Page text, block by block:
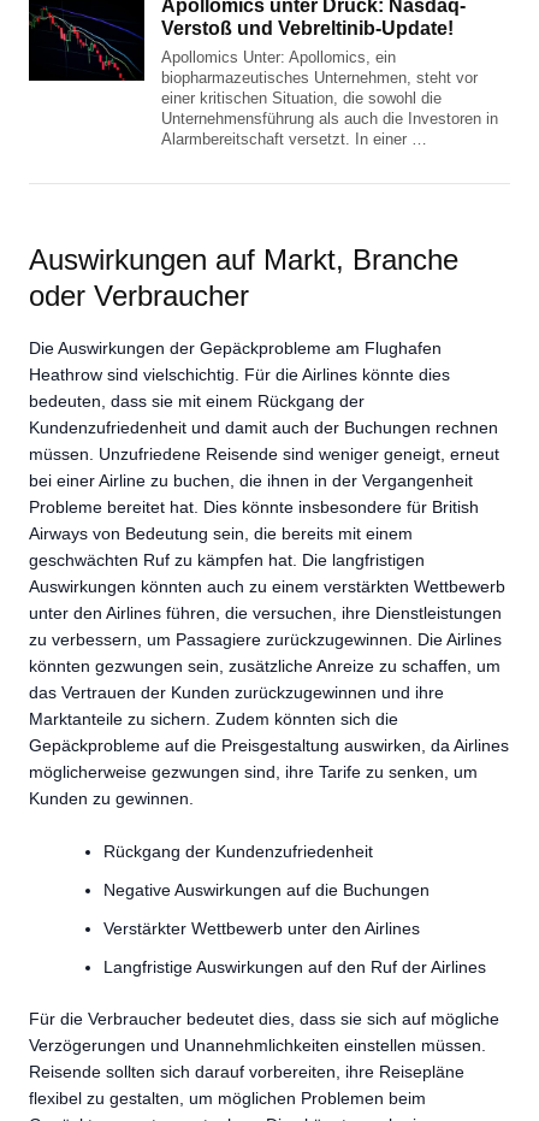
Apollomics unter Druck: Nasdaq-
Verstoß und Vebreltinib-Update!
Apollomics Unter: Apollomics, ein
biopharmazeutisches Unternehmen, steht vor
einer kritischen Situation, die sowohl die
Unternehmensführung als auch die Investoren in
Alarmbereitschaft versetzt. In einer …
Auswirkungen auf Markt, Branche
oder Verbraucher
Die Auswirkungen der Gepäckprobleme am Flughafen
Heathrow sind vielschichtig. Für die Airlines könnte dies
bedeuten, dass sie mit einem Rückgang der
Kundenzufriedenheit und damit auch der Buchungen rechnen
müssen. Unzufriedene Reisende sind weniger geneigt, erneut
bei einer Airline zu buchen, die ihnen in der Vergangenheit
Probleme bereitet hat. Dies könnte insbesondere für British
Airways von Bedeutung sein, die bereits mit einem
geschwächten Ruf zu kämpfen hat. Die langfristigen
Auswirkungen könnten auch zu einem verstärkten Wettbewerb
unter den Airlines führen, die versuchen, ihre Dienstleistungen
zu verbessern, um Passagiere zurückzugewinnen. Die Airlines
könnten gezwungen sein, zusätzliche Anreize zu schaffen, um
das Vertrauen der Kunden zurückzugewinnen und ihre
Marktanteile zu sichern. Zudem könnten sich die
Gepäckprobleme auf die Preisgestaltung auswirken, da Airlines
möglicherweise gezwungen sind, ihre Tarife zu senken, um
Kunden zu gewinnen.
Rückgang der Kundenzufriedenheit
Negative Auswirkungen auf die Buchungen
Verstärkter Wettbewerb unter den Airlines
Langfristige Auswirkungen auf den Ruf der Airlines
Für die Verbraucher bedeutet dies, dass sie sich auf mögliche
Verzögerungen und Unannehmlichkeiten einstellen müssen.
Reisende sollten sich darauf vorbereiten, ihre Reisepläne
flexibel zu gestalten, um möglichen Problemen beim